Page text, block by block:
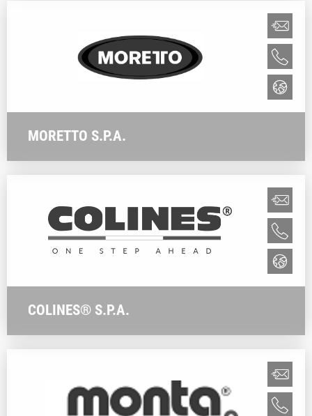
MORETTO S.P.A.
COLINES® S.P.A.